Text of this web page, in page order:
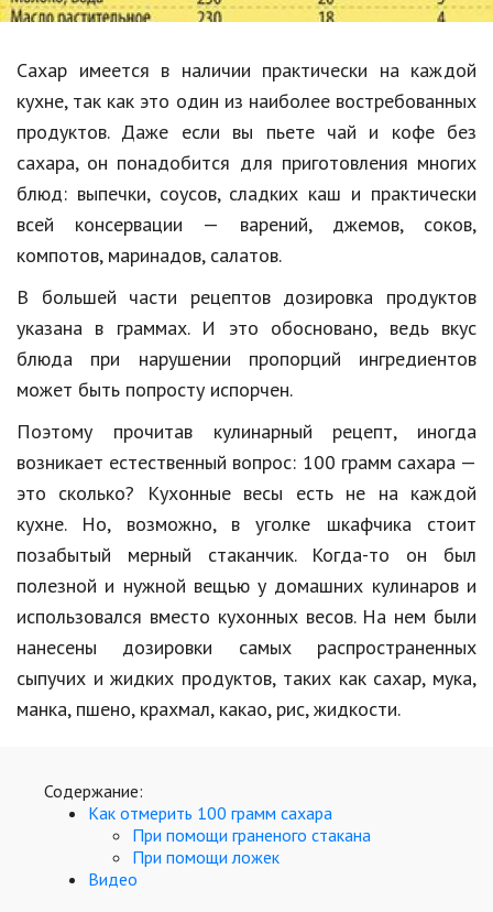
Авто, мото
Спорт
Знаменитости
Статьи
Обзоры
Красота и здоровье
Hi-Tech. Интернет
Дом и сад
Недвижимость
Спорт и фитнес
Психология и отношения
Творчество и рукоделие
Разное
Работа и бизнес
Еда и напитки
Праздники и подарки
Кинематограф
Сахар имеется в наличии практически на каждой
кухне, так как это один из наиболее востребованных
продуктов. Даже если вы пьете чай и кофе без
сахара, он понадобится для приготовления многих
блюд: выпечки, соусов, сладких каш и практически
всей консервации — варений, джемов, соков,
компотов, маринадов, салатов.
В большей части рецептов дозировка продуктов
указана в граммах. И это обосновано, ведь вкус
блюда при нарушении пропорций ингредиентов
может быть попросту испорчен.
Поэтому прочитав кулинарный рецепт, иногда
возникает естественный вопрос: 100 грамм сахара —
это сколько? Кухонные весы есть не на каждой
кухне. Но, возможно, в уголке шкафчика стоит
позабытый мерный стаканчик. Когда-то он был
полезной и нужной вещью у домашних кулинаров и
использовался вместо кухонных весов. На нем были
нанесены дозировки самых распространенных
сыпучих и жидких продуктов, таких как сахар, мука,
манка, пшено, крахмал, какао, рис, жидкости.
Содержание:
Как отмерить 100 грамм сахара
При помощи граненого стакана
При помощи ложек
Видео